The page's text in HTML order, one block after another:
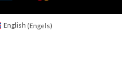
English (Engels)